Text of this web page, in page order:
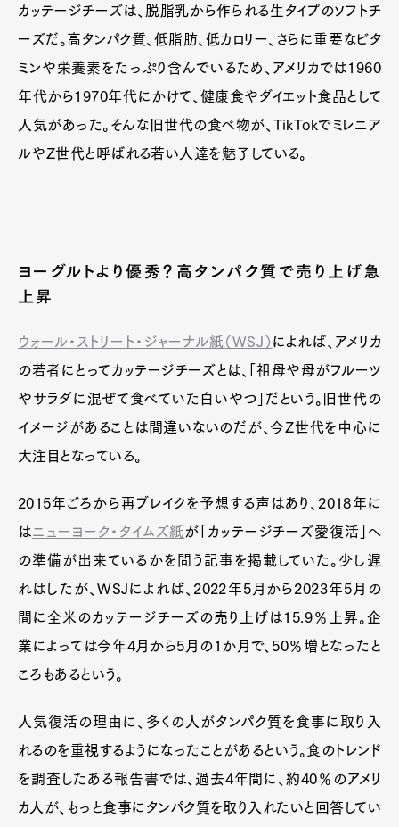
カッテージチーズは、脱脂乳から作られる生タイプのソフトチ
ーズだ。高タンパク質、低脂肪、低カロリー、さらに重要なビタ
ミンや栄養素をたっぷり含んでいるため、アメリカでは1960
年代から1970年代にかけて、健康食やダイエット食品として
人気があった。そんな旧世代の食べ物が、TikTokでミレニア
ルやZ世代と呼ばれる若い人達を魅了している。
ヨーグルトより優秀？高タンパク質で売り上げ急
上昇
ウォール・ストリート・ジャーナル紙（WSJ） によれば、アメリカ
の若者にとってカッテージチーズとは、「祖母や母がフルーツ
やサラダに混ぜて食べていた白いやつ」だという。旧世代の
イメージがあることは間違いないのだが、今Z世代を中心に
大注目となっている。
2015年ごろから再ブレイクを予想する声はあり、2018年に
はニューヨーク・タイムズ紙 が「カッテージチーズ愛復活」へ
の準備が出来ているかを問う記事を掲載していた。少し遅
れはしたが、WSJによれば、2022年5月から2023年5月の
間に全米のカッテージチーズの売り上げは15.9％上昇。企
業によっては今年4月から5月の1か月で、50％増となったと
ころもあるという。
人気復活の理由に、多くの人がタンパク質を食事に取り入
れるのを重視するようになったことがあるという。食のトレンド
を調査したある報告書では、過去4年間に、約40％のアメリ
カ人が、もっと食事にタンパク質を取り入れたいと回答してい